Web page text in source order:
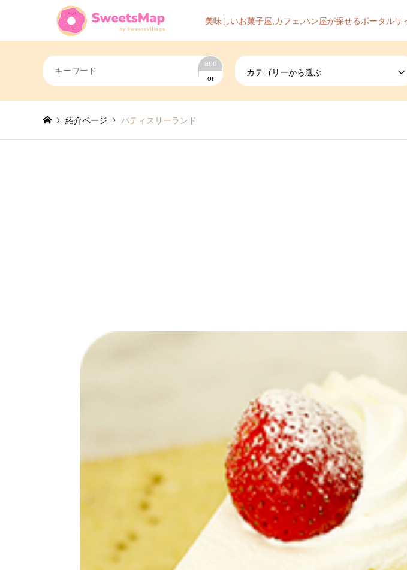
美味しいお菓子屋,カフェ,パン屋が探せるポータルサ
and
or
カテゴリーから選ぶ
紹介ページ パティスリーランド